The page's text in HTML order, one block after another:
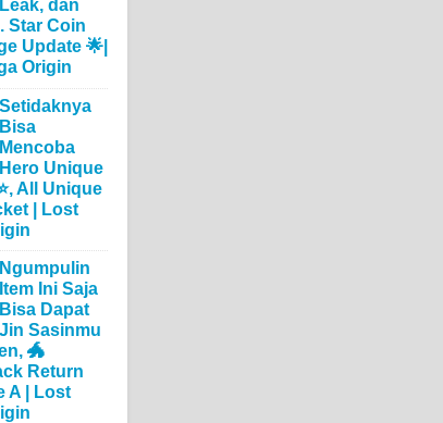
Leak, dan
Star Coin
Update 🌟|
Origin
Setidaknya
Bisa
Mencoba
Hero Unique
All Unique
| Lost
Ngumpulin
Item Ini Saja
Bisa Dapat
Jin Sasinmu
🐲
Return
A | Lost